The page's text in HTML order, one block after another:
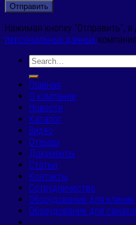
Нажимая кнопку "Отправить",
персональных данных
Главная
О компании
Новости
Каталог
Видео
Отзывы
Документы
Статьи
Контакты
Сотрудничество
Оборудование для клиник
Оборудование для